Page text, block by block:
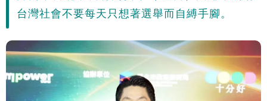
台灣社會不要每天只想著選舉而自縛手腳。